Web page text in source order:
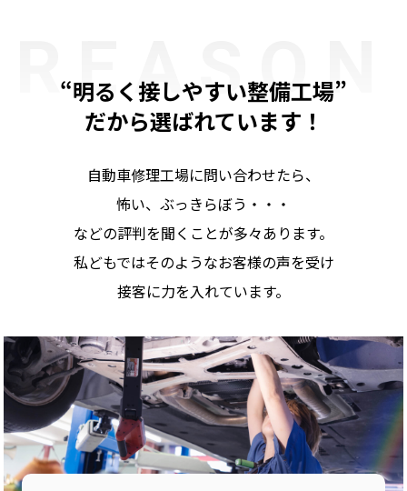
“明るく接しやすい整備工場”
だから選ばれています！
REASON
自動車修理工場に問い合わせたら、
怖い、ぶっきらぼう・・・
などの評判を聞くことが多々あります。
私どもではそのようなお客様の声を受け
接客に力を入れています。